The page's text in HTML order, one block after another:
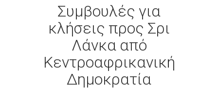
Συμβουλές για
κλήσεις προς Σρι
Λάνκα από
Κεντροαφρικανική
Δημοκρατία